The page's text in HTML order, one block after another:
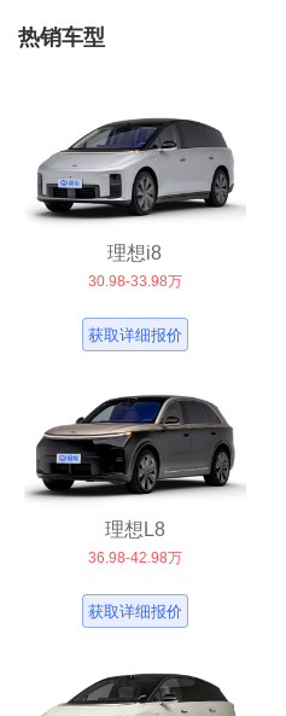
热销车型
理想i8
30.98-33.98万
获取详细报价
理想L8
36.98-42.98万
获取详细报价